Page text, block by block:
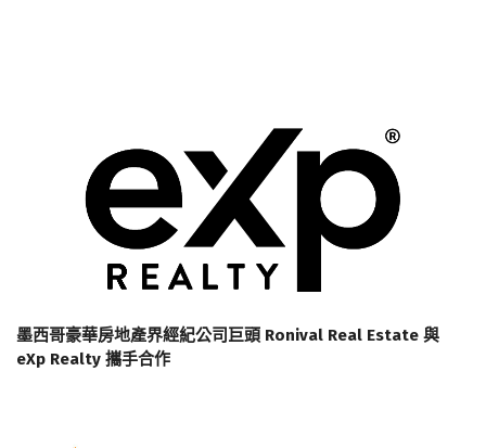
墨西哥豪華房地產界經紀公司巨頭 Ronival Real Estate 與
eXp Realty 攜手合作